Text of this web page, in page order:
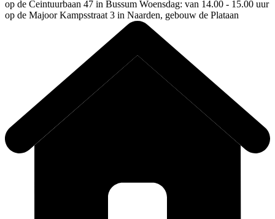
op de Ceintuurbaan 47 in Bussum Woensdag: van 14.00 - 15.00 uur
op de Majoor Kampsstraat 3 in Naarden, gebouw de Plataan